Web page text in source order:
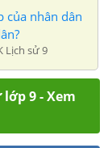
của nhân dân
Lịch sử 9
9 - Xem